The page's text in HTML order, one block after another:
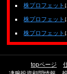
株プロフェット
株プロフェット
株プロフェット
topページ